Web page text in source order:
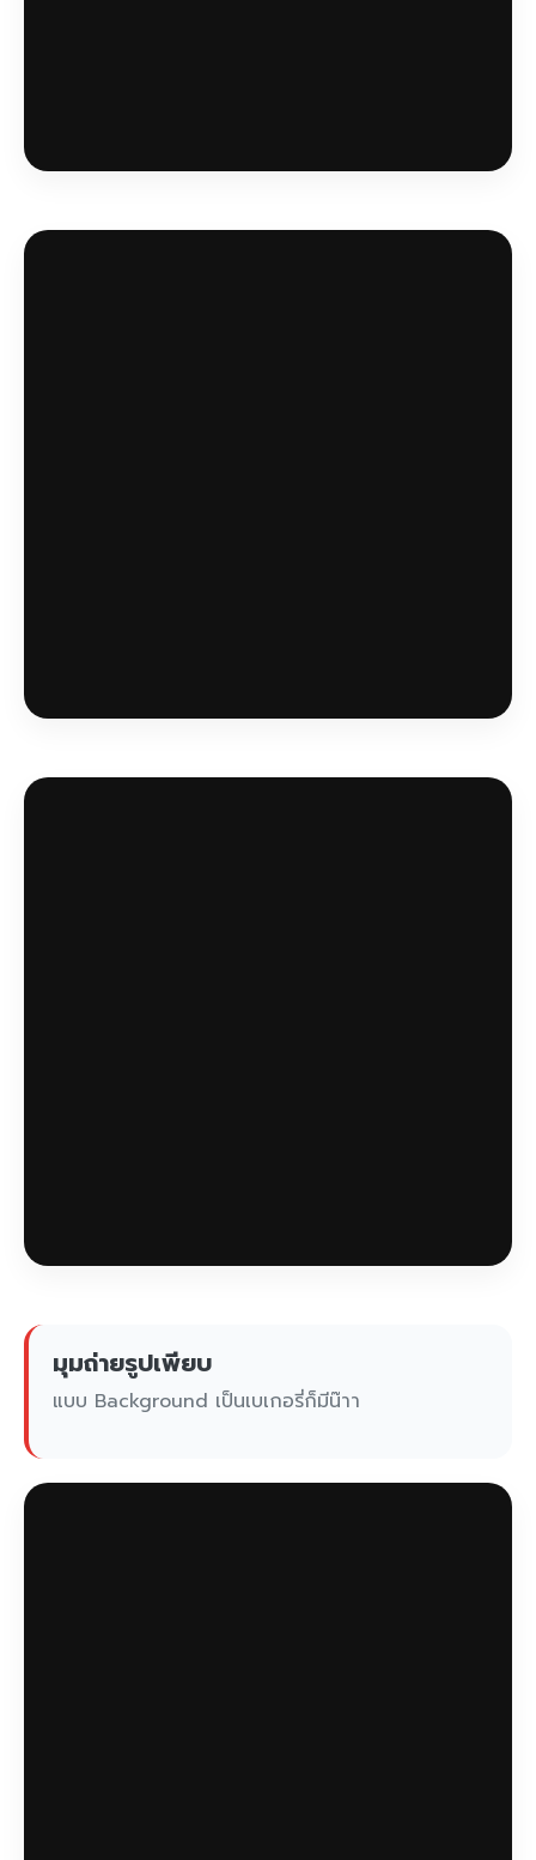
มุมถ่ายรูปเพียบ
แบบ Background เป็นเบเกอรี่ก็มีน๊าา